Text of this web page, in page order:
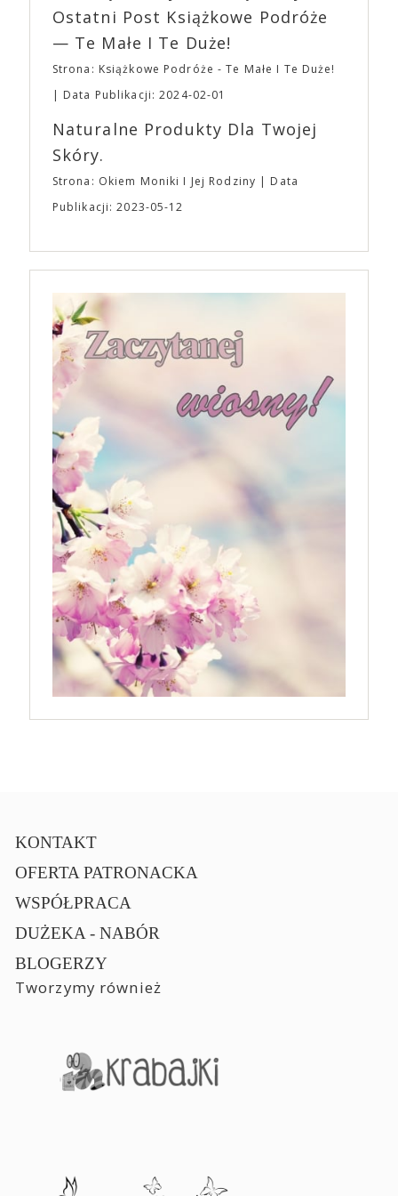
Ostatni Post Książkowe Podróże
— Te Małe I Te Duże!
Strona: Książkowe Podróże - Te Małe I Te Duże!
Data Publikacji: 2024-02-01
Naturalne Produkty Dla Twojej
Skóry.
Strona: Okiem Moniki I Jej Rodziny
Data
Publikacji: 2023-05-12
KONTAKT
OFERTA PATRONACKA
WSPÓŁPRACA
DUŻEKA - NABÓR
BLOGERZY
Tworzymy również